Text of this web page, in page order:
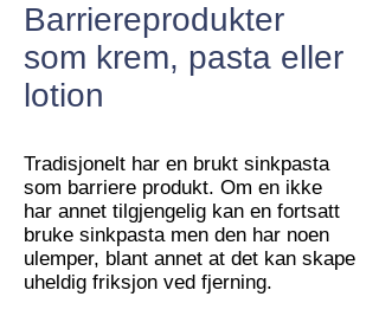
Barriereprodukter
som krem, pasta eller
lotion
Tradisjonelt har en brukt sinkpasta
som barriere produkt. Om en ikke
har annet tilgjengelig kan en fortsatt
bruke sinkpasta men den har noen
ulemper, blant annet at det kan skape
uheldig friksjon ved fjerning.